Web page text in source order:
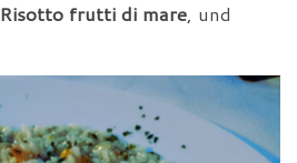
Risotto frutti di mare, und